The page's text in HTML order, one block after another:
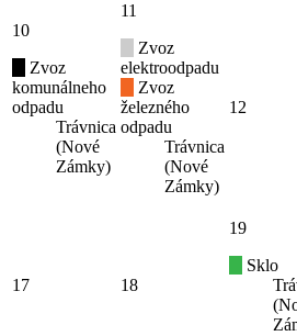
10
Zvoz
komunálneho
odpadu
Trávnica
(Nové
Zámky)
11
Zvoz
elektroodpadu
Zvoz
železného
odpadu
Trávnica
(Nové
Zámky)
12
17 18
19
Sklo